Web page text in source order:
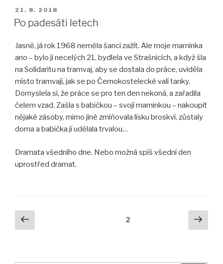
PUBLIKOVÁNO
21. 8. 2018
Po padesáti letech
Jasně, já rok 1968 neměla šanci zažít. Ale moje maminka
ano – bylo jí necelých 21, bydlela ve Strašnicích, a když šla
na Solidaritu na tramvaj, aby se dostala do práce, uviděla
místo tramvají, jak se po Černokostelecké valí tanky.
Domyslela si, že práce se pro ten den nekoná, a zařadila
čelem vzad. Zašla s babičkou – svojí maminkou – nakoupit
nějaké zásoby, mimo jiné zmiňovala lísku broskví, zůstaly
doma a babička jí udělala trvalou…
Dramata všedního dne. Nebo možná spíš všední den
uprostřed dramat.
Navigace
pro
Předchozí
stránka
2
Další